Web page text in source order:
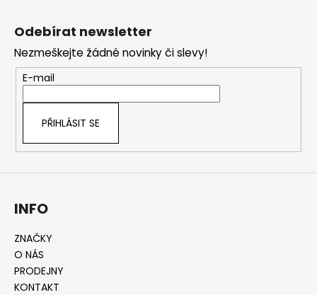
Odebírat newsletter
Nezmeškejte žádné novinky či slevy!
E-mail
PŘIHLÁSIT SE
INFO
ZNAČKY
O NÁS
PRODEJNY
KONTAKT